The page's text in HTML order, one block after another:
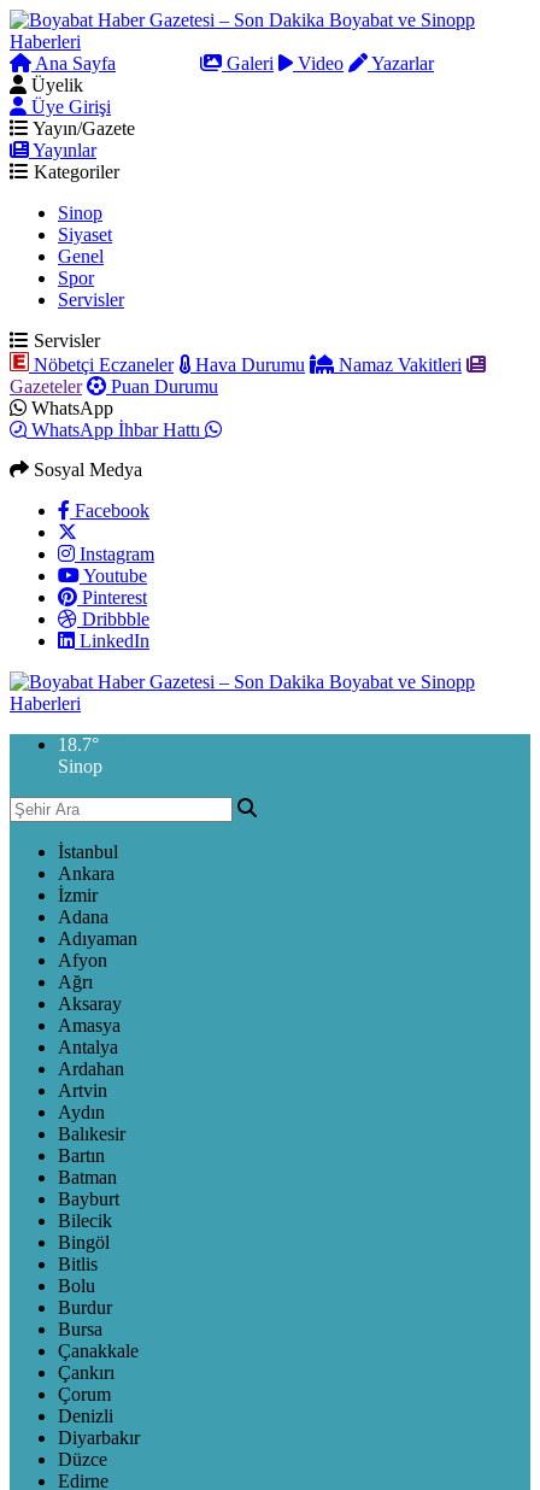
Ana Sayfa Galeri Video
Yazarlar
Üyelik
Üye Girişi
Yayın/Gazete
Yayınlar
Kategoriler
Sinop
Siyaset
Genel
Spor
Servisler
Servisler
Nöbetçi Eczaneler
Hava Durumu
Namaz Vakitleri
Gazeteler
Puan Durumu
WhatsApp
WhatsApp İhbar Hattı
Sosyal Medya
Facebook
Instagram
Youtube
Pinterest
Dribbble
LinkedIn
18.7°
Sinop
İstanbul
Ankara
İzmir
Adana
Adıyaman
Afyon
Ağrı
Aksaray
Amasya
Antalya
Ardahan
Artvin
Aydın
Balıkesir
Bartın
Batman
Bayburt
Bilecik
Bingöl
Bitlis
Bolu
Burdur
Bursa
Çanakkale
Çankırı
Çorum
Denizli
Diyarbakır
Düzce
Edirne